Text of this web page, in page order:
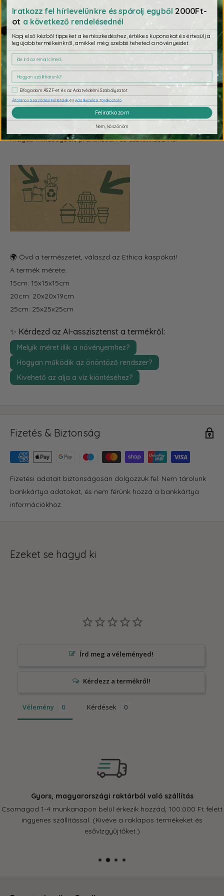
A gyártás során képződött, megmaradt anyagokat
visszaforgatják a termékek alapanyagaiba. Termékeik
magas minőségűek, praktikusan és esztétikusak is.
🌍 Óvd a természetet, válaszd az Ethica kaspókat!
A termék mérete:
15cm: 15x15x15cm
20cm: 20x20x19cm
25cm: 25x25x25cm
✨ Kérdezd az AI-asszisztenst a termékről:
Melyik méret illik a növényemhez?
Hogyan működik az önöntöző rendszer?
Kivehető az alja a víz kiöntéséhez?
Fizetés & Biztonság
Fizetési adatait biztonságosan dolgozzuk fel. Nem tárolunk
bankkártya adatokat, és nem férünk hozzá a bankkártya
információkhoz.
Ezeket se hagyd ki
Írd meg a véleményed!
Vélemény Kérdések
Gyors, magyarországi raktárból való szállítás
Csomagod 1-4 munkanapon belül érkezik hozzád, 100.000 Ft felett
ingyenes szállítással. (Kivéve a raklapos termékeket és
esővízgyűjtőket.)
Iratkozz fel hírlevelünkre és spórolj egyből 2000Ft-
ot a következő rendelésednél
Kapj első kézből tippeket a kertészkedéshez, értékes kuponokat és értesülj a
legújabb termékeinkről, amikkel még szebbé teheted a növényeidet.
Elfogadom ÁSZF-et és az Adatvédelmi Szabályzatot
Általános Szerződési FeltételekésAdatkezelési Tájékoztató
Feliratkozom
Nem, köszönöm